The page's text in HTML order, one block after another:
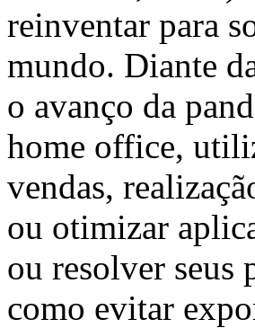
reinventar para
mundo. Diante
o avanço da
home office,
vendas,
ou otimizar
ou resolver seus
como evitar